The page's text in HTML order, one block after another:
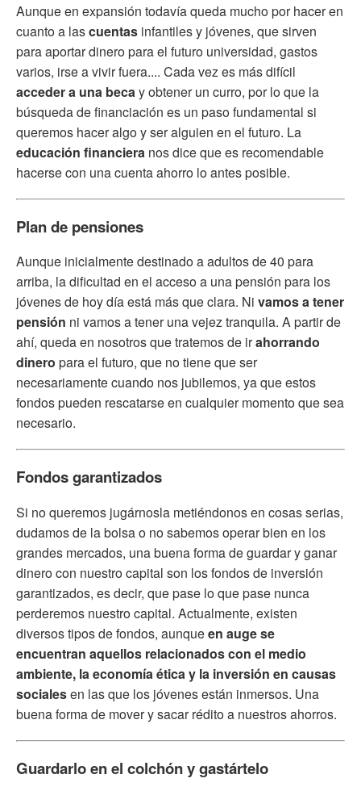
Aunque en expansión todavía queda mucho por hacer en
cuanto a lascuentas infantiles y jóvenes, que sirven
para aportar dinero para el futuro universidad, gastos
varios, irse a vivir fuera.... Cada vez es más difícil
acceder a una becay obtener un curro, por lo que la
búsqueda de financiación es un paso fundamental si
queremos hacer algo y ser alguien en el futuro. La
educación financiera nos dice que es recomendable
hacerse con una cuenta ahorro lo antes posible.
Plan de pensiones
Aunque inicialmente destinado a adultos de 40 para
arriba, la dificultad en el acceso a una pensión para los
jóvenes de hoy día está más que clara. Ni vamos a tener
pensión ni vamos a tener una vejez tranquila. A partir de
ahí, queda en nosotros que tratemos de irahorrando
dinero para el futuro, que no tiene que ser
necesariamente cuando nos jubilemos, ya que estos
fondos pueden rescatarse en cualquier momento que sea
necesario.
Fondos garantizados
Si no queremos jugárnosla metiéndonos en cosas serias,
dudamos de la bolsa o no sabemos operar bien en los
grandes mercados, una buena forma de guardar y ganar
dinero con nuestro capital son los fondos de inversión
garantizados, es decir, que pase lo que pase nunca
perderemos nuestro capital. Actualmente, existen
diversos tipos de fondos, aunqueen auge se
encuentran aquellos relacionados con el medio
ambiente, la economía ética y la inversión en causas
socialesen las que los jóvenes están inmersos. Una
buena forma de mover y sacar rédito a nuestros ahorros.
Guardarlo en el colchón y gastártelo